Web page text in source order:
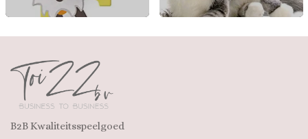
B2B Kwaliteitsspeelgoed